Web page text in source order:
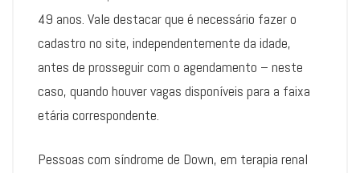
49 anos. Vale destacar que é necessário fazer o
cadastro no site, independentemente da idade,
antes de prosseguir com o agendamento – neste
caso, quando houver vagas disponíveis para a faixa
etária correspondente.
Pessoas com síndrome de Down, em terapia renal